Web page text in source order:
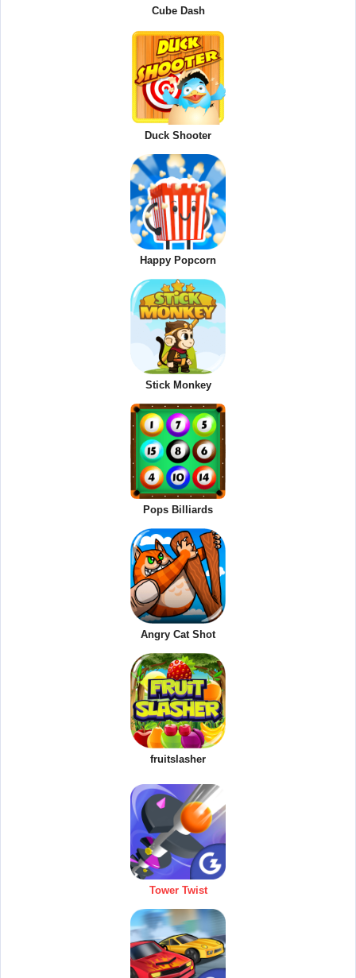
Cube Dash
Duck Shooter
Happy Popcorn
Stick Monkey
Pops Billiards
Angry Cat Shot
fruitslasher
Tower Twist